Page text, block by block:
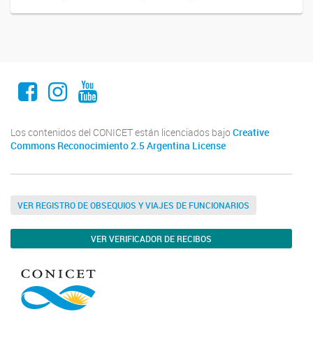
Facebook
Instagram
Youtube
Los contenidos del CONICET están licenciados bajo Creative
Commons Reconocimiento 2.5 Argentina License
VER REGISTRO DE OBSEQUIOS Y VIAJES DE FUNCIONARIOS
VER VERIFICADOR DE RECIBOS